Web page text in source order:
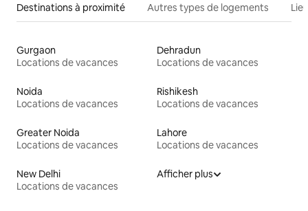
Destinations à proximité Autres types de logements
Gurgaon
Locations de vacances
Dehradun
Locations de vacances
Noida
Locations de vacances
Rishikesh
Locations de vacances
Greater Noida
Locations de vacances
Lahore
Locations de vacances
New Delhi
Locations de vacances
Afficher plus